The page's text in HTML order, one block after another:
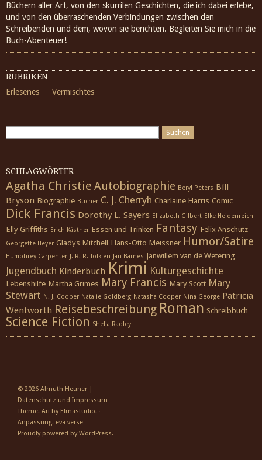
Büchern aller Art, von den skurrilen Geschichten, die ich dabei erlebe,
und von den überraschenden Verbindungen zwischen den
Schreibenden und dem, wovon sie berichten. Begleiten Sie mich in die
Buch-Abenteuer!
RUBRIKEN
Erlesenes
Vermischtes
SCHLAGWÖRTER
Agatha Christie Autobiographie Beryl Peters Bill
Bryson Biographie Bücher C. J. Cherryh Charlaine Harris Comic
Dick Francis Dorothy L. Sayers Elizabeth Gilbert Elke Heidenreich
Elly Griffiths Erich Kästner Essen und Trinken Fantasy Felix Anschütz
Georgette Heyer Gladys Mitchell Hans-Otto Meissner Humor/Satire
Humphrey Carpenter J. R. R. Tolkien Jan Barnes Janwillem van de Wetering
Jugendbuch Kinderbuch Krimi Kulturgeschichte
Lebenshilfe Martha Grimes Mary Francis Mary Scott Mary
Stewart N. J. Cooper Natalie Goldberg Natasha Cooper Nina George Patricia
Wentworth Reisebeschreibung Roman Schreibbuch
Science Fiction Shelia Radley
© 2026 Almuth Heuner |
Datenschutz und Impressum
Theme: Ari by Elmastudio. ·
Anpassung: eva verse
Proudly powered by WordPress.